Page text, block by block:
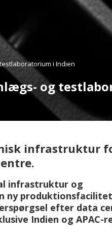
i Indien
og
infrastruktur
infrastruktur og
ny
efter data
Indien og APAC-